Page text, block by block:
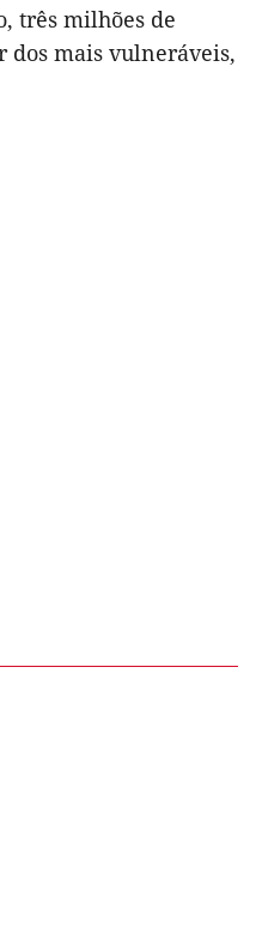
três milhões de
dos mais vulneráveis,